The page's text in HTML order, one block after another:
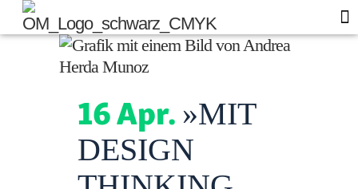
16 Apr. »MIT
DESIGN